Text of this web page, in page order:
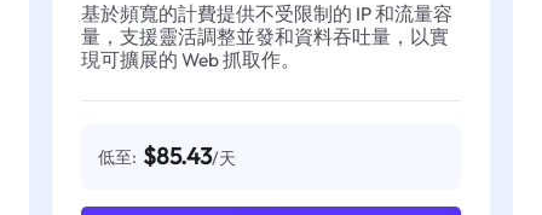
基於頻寬的計費提供不受限制的 IP 和流量容
量，支援靈活調整並發和資料吞吐量，以實
現可擴展的 Web 抓取作。
低至: $85.43/天